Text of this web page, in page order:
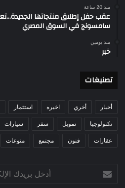
منذ 20 ساعة
عقب حفل إطلاق منتجاتها
سامسونج في السوق المصري
منذ يومين
خبر
تصنيغات
أخبار أخري اخيره استثمار
تكنولوجيا تمويل سفر سيارات
عقارات فنون مجتمع منوعات
بريدك